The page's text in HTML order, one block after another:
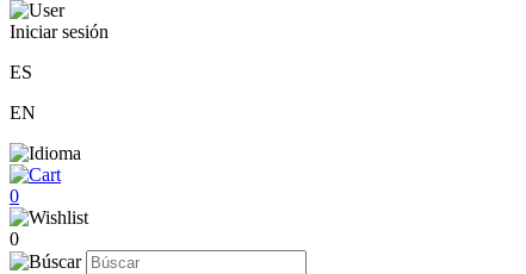
Iniciar sesión
ES
EN
0
0